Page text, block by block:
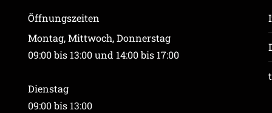
Öffnungszeiten
Montag, Mittwoch, Donnerstag
09:00 bis 13:00 und 14:00 bis 17:00
Dienstag
09:00 bis 13:00